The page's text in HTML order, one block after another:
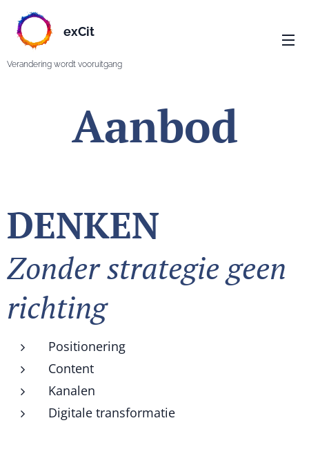
exCit
Verandering wordt vooruitgang
Aanbod
DENKEN
Zonder strategie geen
richting
Positionering
Content
Kanalen
Digitale transformatie